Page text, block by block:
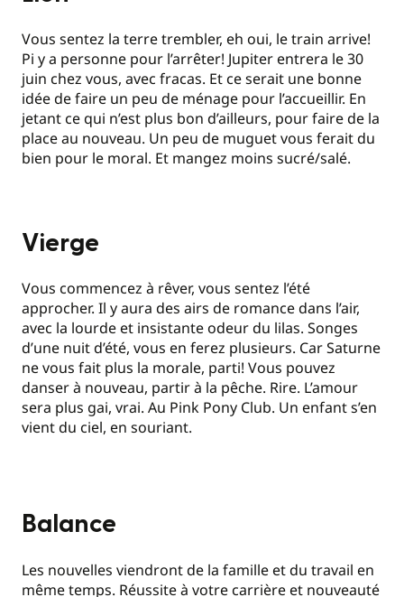
Vous sentez la terre trembler, eh oui, le train arrive!
Pi y a personne pour l’arrêter! Jupiter entrera le 30
juin chez vous, avec fracas. Et ce serait une bonne
idée de faire un peu de ménage pour l’accueillir. En
jetant ce qui n’est plus bon d’ailleurs, pour faire de la
place au nouveau. Un peu de muguet vous ferait du
bien pour le moral. Et mangez moins sucré/salé.
Vierge
Vous commencez à rêver, vous sentez l’été
approcher. Il y aura des airs de romance dans l’air,
avec la lourde et insistante odeur du lilas. Songes
d’une nuit d’été, vous en ferez plusieurs. Car Saturne
ne vous fait plus la morale, parti! Vous pouvez
danser à nouveau, partir à la pêche. Rire. L’amour
sera plus gai, vrai. Au Pink Pony Club. Un enfant s’en
vient du ciel, en souriant.
Balance
Les nouvelles viendront de la famille et du travail en
même temps. Réussite à votre carrière et nouveauté